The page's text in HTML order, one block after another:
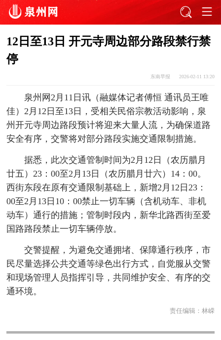
12日至13日 开元寺周边部分路段禁行禁
停
东南早报 2026-02-11 13:20
泉州网2月11日讯（融媒体记者傅恒 通讯员王唯
佳）2月12日至13日，受相关民俗宗教活动影响，泉
州开元寺周边路段预计将迎来大量人流，为确保道路
安全有序，交警将对部分路段实施交通限制措施。
据悉，此次交通管制时间为2月12日（农历腊月
廿五）23：00至2月13日（农历腊月廿六）14：00。
西街东段在原有交通限制基础上，新增2月12日23：
00至2月13日10：00禁止一切车辆（含机动车、非机
动车）通行的措施；管制时段内，新华北路西街至爱
国路路段禁止一切车辆停放。
交警提醒，为避免交通拥堵、保障通行秩序，市
民尽量选择公共交通等绿色出行方式，自觉服从交警
和现场管理人员指挥引导，共同维护安全、有序的交
通环境。
责任编辑： 林嵘